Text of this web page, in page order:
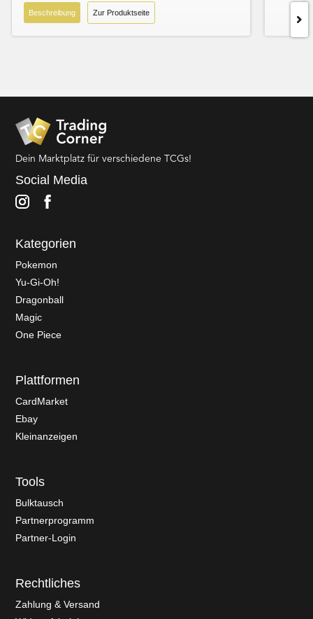
Beschreibung Zur Produktseite
Dein Marktplatz für verschiedene TCGs!
Social Media
Kategorien
Pokemon
Yu-Gi-Oh!
Dragonball
Magic
One Piece
Plattformen
CardMarket
Ebay
Kleinanzeigen
Tools
Bulktausch
Partnerprogramm
Partner-Login
Rechtliches
Zahlung & Versand